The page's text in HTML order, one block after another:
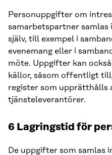
Personuppgifter om
samarbetspartner
själv, till exempel i
evenemang eller i
möte. Uppgifter kan
källor, såsom offentligt
register som upprätthålls
tjänsteleverantörer.
6 Lagringstid för
De uppgifter som samlas